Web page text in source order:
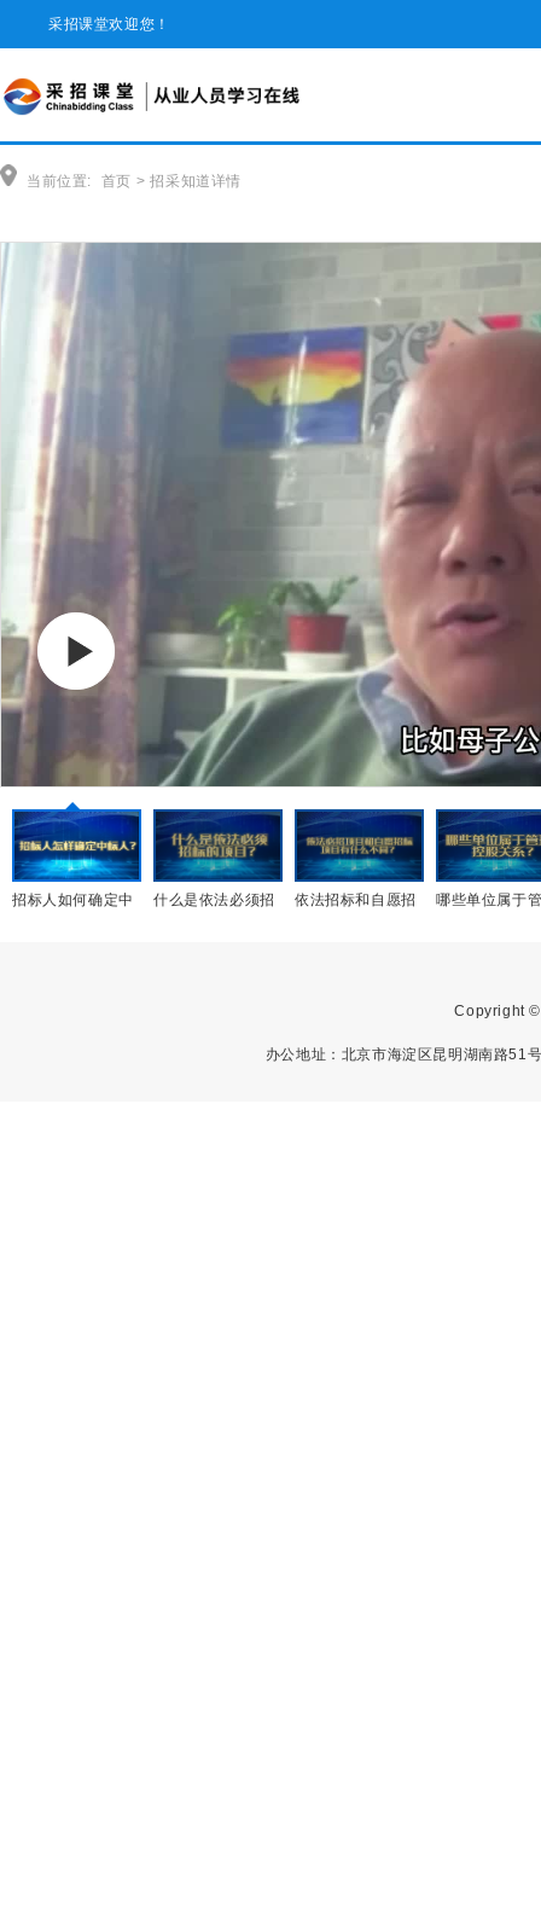
采招课堂欢迎您！
当前位置: 首页 > 招采知道详情
招标人如何确定中 什么是依法必须招 依法招标和自愿招 哪些单位属于
Copyright
办公地址：北京市海淀区昆明湖南路51